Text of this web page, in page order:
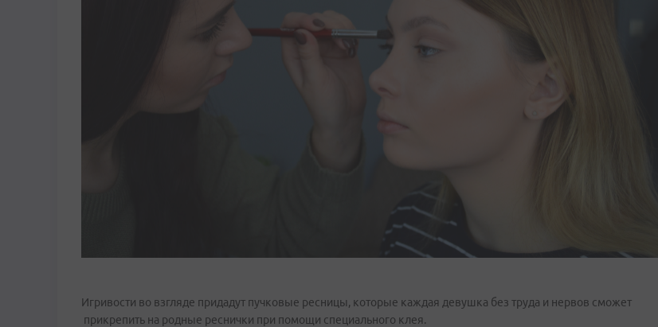
Игривости во взгляде придадут пучковые ресницы, которые каждая девушка без труда и нервов сможет
прикрепить на родные реснички при помощи специального клея.